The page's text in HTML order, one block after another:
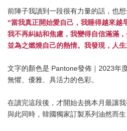
前陣子我讀到一段很有力量的話，也想
“當我真正開始愛自己，我睡得越來越
我不再糾結和焦慮，我變得自信滿滿
並為之燃燒自己的熱情。我發現，人
文字的顏色是 Pantone發佈｜2023年
無懼、 優雅、具活力的色彩。
在讀完這段後，才開始去挑本月最讓
與此同時，韓國獨家訂製系列油然而生